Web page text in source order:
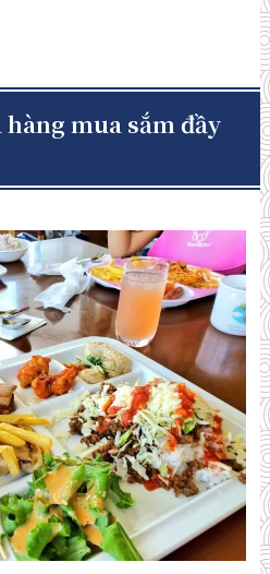
mua sắm đầy